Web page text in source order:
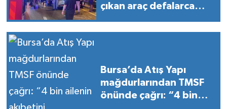
çıkan araç defalarca
Bursa’da Atış Yapı
mağdurlarından TMSF
önünde çağrı: “4 bin